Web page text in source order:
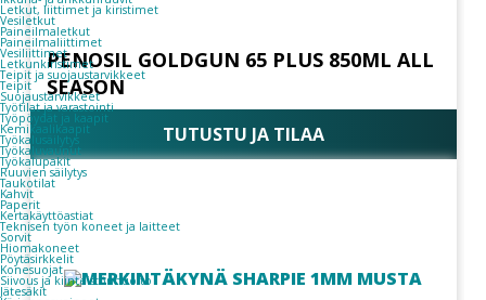
Letkut, liittimet ja kiristimet
Vesiletkut
Paineilmaletkut
Paineilmaliittimet
Vesiliittimet
Letkunkiristimet
Teipit ja suojaustarvikkeet
Teipit
Suojaustarvikkeet
Työtilat ja varastointi
Työpöydät ja kaapit
Kemikaalikaapit
Työkalusäilytys
Työkaluvaunut
Työkalupakit
Ruuvien säilytys
Taukotilat
Kahvit
Paperit
Kertakäyttöastiat
Teknisen työn koneet ja laitteet
Sorvit
Hiomakoneet
Pöytäsirkkelit
Konesuojat
Siivous ja kiinteistönhuolto
Jätesäkit
PENOSIL GOLDGUN 65 PLUS 850ML ALL
SEASON
TUTUSTU JA TILAA